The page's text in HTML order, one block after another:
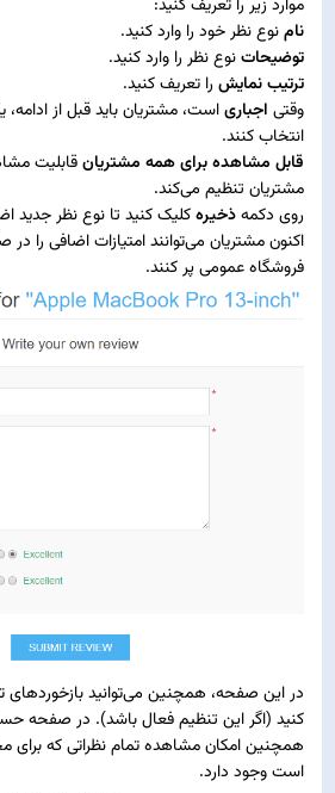
موارد زیر را تعریف کنید:
نامنوع نظر خود را وارد کنید.
توضیحاتنوع نظر را وارد کنید.
ترتیب نمایش را تعریف کنید.
وقتی اجباریاست، مشتریان باید قبل از
انتخاب کنند.
قابل مشاهده برای همه مشتریانقابلیت
مشتریان تنظیم می‌کند.
روی دکمهذخیرهکلیک کنید تا نوع نظر جدید
اکنون مشتریان می‌توانند امتیازات اضافی را
فروشگاه عمومی پر کنند.
در این صفحه، همچنین می‌توانید بازخوردهای
کنید (اگر این تنظیم فعال باشد). در
همچنین امکان مشاهده تمام نظراتی که
است وجود دارد.